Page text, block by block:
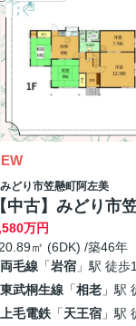
みどり市笠懸町阿左美
【中古】みどり
万円
㎡ (6DK) /築46年
両毛線「岩宿」駅 徒歩
東武桐生線「相老」駅
上毛電鉄「天王宿」駅